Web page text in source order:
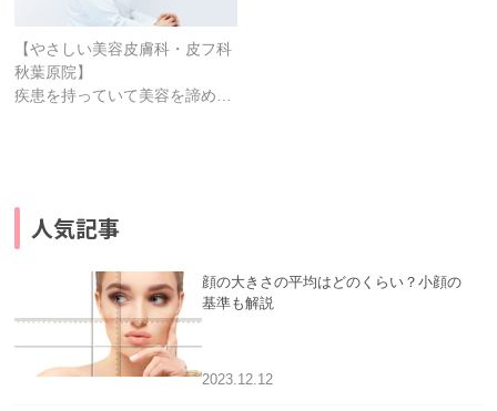
【やさしい美容皮膚科・皮フ科
秋葉原院】
疾患を持っていて美容を諦め…
人気記事
顔の大きさの平均はどのくらい？小顔の
基準も解説
2023.12.12